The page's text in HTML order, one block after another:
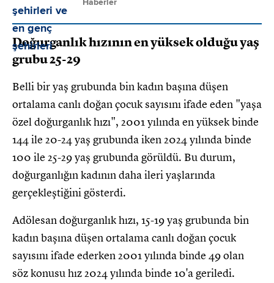
Haberler
Doğurganlık hızının en yüksek olduğu yaş
grubu 25-29
Belli bir yaş grubunda bin kadın başına düşen
ortalama canlı doğan çocuk sayısını ifade eden "yaşa
özel doğurganlık hızı", 2001 yılında en yüksek binde
144 ile 20-24 yaş grubunda iken 2024 yılında binde
100 ile 25-29 yaş grubunda görüldü. Bu durum,
doğurganlığın kadının daha ileri yaşlarında
gerçekleştiğini gösterdi.
Adölesan doğurganlık hızı, 15-19 yaş grubunda bin
kadın başına düşen ortalama canlı doğan çocuk
sayısını ifade ederken 2001 yılında binde 49 olan
söz konusu hız 2024 yılında binde 10'a geriledi.